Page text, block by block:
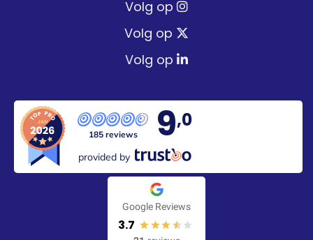
Volg op
Volg op
Volg op
185 reviews 9,0
provided by
Google Reviews
3.7